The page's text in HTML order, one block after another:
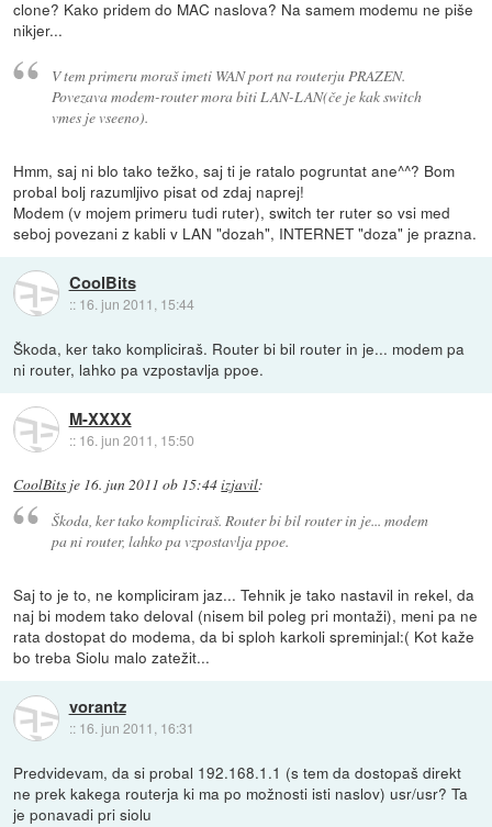
clone? Kako pridem do MAC naslova? Na samem modemu ne piše
nikjer...
V tem primeru moraš imeti WAN port na routerju PRAZEN.
Povezava modem-router mora biti LAN-LAN(če je kak switch
vmes je vseeno).
Hmm, saj ni blo tako težko, saj ti je ratalo pogruntat ane^^? Bom
probal bolj razumljivo pisat od zdaj naprej!
Modem (v mojem primeru tudi ruter), switch ter ruter so vsi med
seboj povezani z kabli v LAN "dozah", INTERNET "doza" je prazna.
CoolBits
:: 16. jun 2011, 15:44
Škoda, ker tako kompliciraš. Router bi bil router in je... modem pa
ni router, lahko pa vzpostavlja ppoe.
M-XXXX
:: 16. jun 2011, 15:50
CoolBits je 16. jun 2011 ob 15:44izjavil:
Škoda, ker tako kompliciraš. Router bi bil router in je... modem
pa ni router, lahko pa vzpostavlja ppoe.
Saj to je to, ne kompliciram jaz... Tehnik je tako nastavil in rekel, da
naj bi modem tako deloval (nisem bil poleg pri montaži), meni pa ne
rata dostopat do modema, da bi sploh karkoli spreminjal:( Kot kaže
bo treba Siolu malo zatežit...
vorantz
:: 16. jun 2011, 16:31
Predvidevam, da si probal 192.168.1.1 (s tem da dostopaš direkt
ne prek kakega routerja ki ma po možnosti isti naslov) usr/usr? Ta
je ponavadi pri siolu